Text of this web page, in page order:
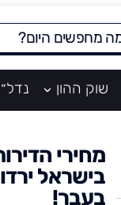
שוק ההון
מחירי
בישראל ירדו
בעבר!